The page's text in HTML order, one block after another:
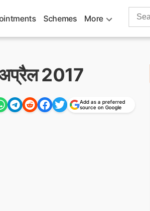
Schemes More
Search
2017
Add as a preferred
source on Google